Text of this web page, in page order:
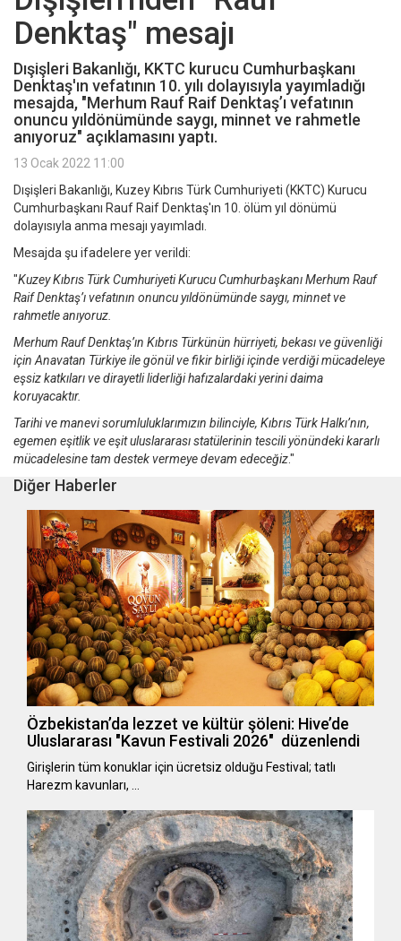
Denktaş" mesajı
Dışişleri Bakanlığı, KKTC kurucu Cumhurbaşkanı
Denktaş'ın vefatının 10. yılı dolayısıyla yayımladığı
mesajda, "Merhum Rauf Raif Denktaş’ı vefatının
onuncu yıldönümünde saygı, minnet ve rahmetle
anıyoruz" açıklamasını yaptı.
13 Ocak 2022 11:00
Dışişleri Bakanlığı, Kuzey Kıbrıs Türk Cumhuriyeti (KKTC) Kurucu
Cumhurbaşkanı Rauf Raif Denktaş'ın 10. ölüm yıl dönümü
dolayısıyla anma mesajı yayımladı.
Mesajda şu ifadelere yer verildi:
"Kuzey Kıbrıs Türk Cumhuriyeti Kurucu Cumhurbaşkanı Merhum Rauf
Raif Denktaş’ı vefatının onuncu yıldönümünde saygı, minnet ve
rahmetle anıyoruz.
Merhum Rauf Denktaş’ın Kıbrıs Türkünün hürriyeti, bekası ve güvenliği
için Anavatan Türkiye ile gönül ve fikir birliği içinde verdiği mücadeleye
eşsiz katkıları ve dirayetli liderliği hafızalardaki yerini daima
koruyacaktır.
Tarihi ve manevi sorumluluklarımızın bilinciyle, Kıbrıs Türk Halkı’nın,
egemen eşitlik ve eşit uluslararası statülerinin tescili yönündeki kararlı
mücadelesine tam destek vermeye devam edeceğiz."
Diğer Haberler
Özbekistan’da lezzet ve kültür şöleni: Hive’de
Uluslararası "Kavun Festivali 2026" düzenlendi
Girişlerin tüm konuklar için ücretsiz olduğu Festival; tatlı
Harezm kavunları, …